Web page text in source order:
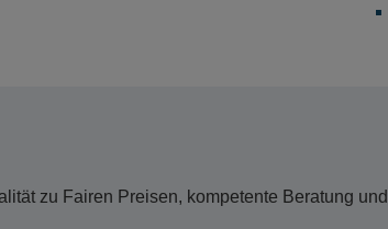
zu Fairen Preisen, kompetente Beratung